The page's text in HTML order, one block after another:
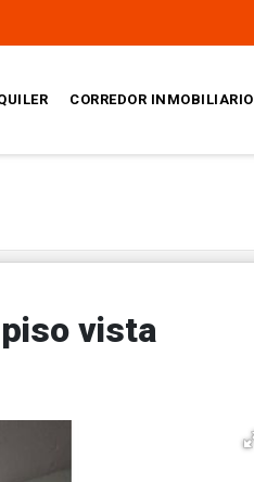
CORREDOR INMOBILIARIO
vista